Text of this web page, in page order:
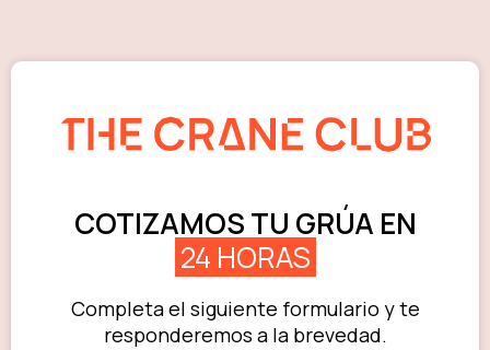
COTIZAMOS TU GRÚA EN
24 HORAS
Completa el siguiente formulario y te
responderemos a la brevedad.